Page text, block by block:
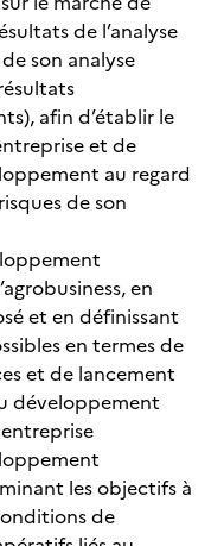
de l’analyse
son analyse
afin d’établir le
et de
au regard
de son
en
et en définissant
en termes de
et de lancement
développement
les objectifs à
de